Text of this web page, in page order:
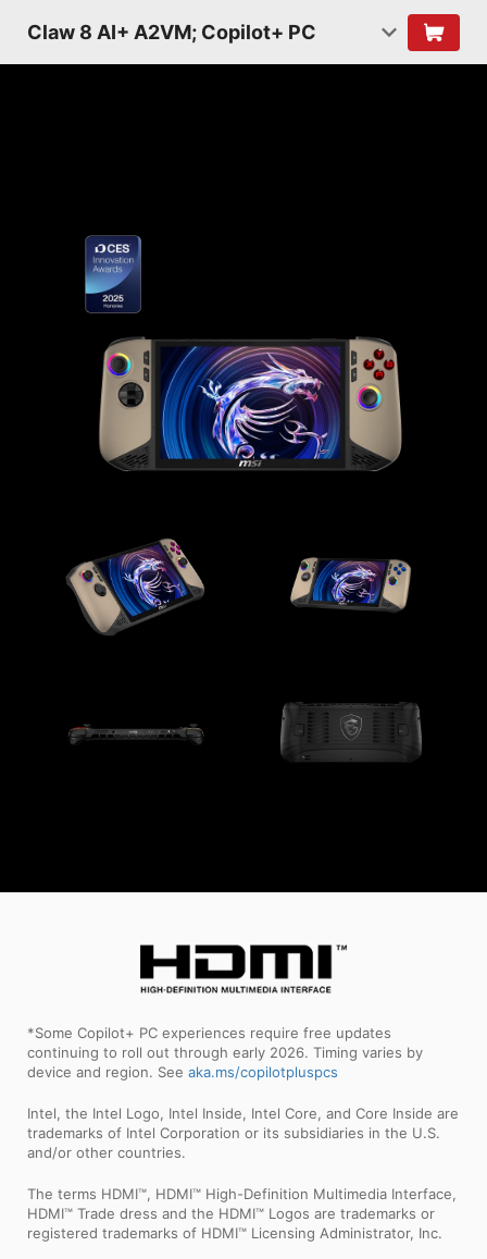
Claw 8 AI+ A2VM; Copilot+ PC
*Some Copilot+ PC experiences require free updates
continuing to roll out through early 2026. Timing varies by
device and region. See aka.ms/copilotpluspcs
Intel, the Intel Logo, Intel Inside, Intel Core, and Core Inside are
trademarks of Intel Corporation or its subsidiaries in the U.S.
and/or other countries.
The terms HDMI™, HDMI™ High-Definition Multimedia Interface,
HDMI™ Trade dress and the HDMI™ Logos are trademarks or
registered trademarks of HDMI™ Licensing Administrator, Inc.